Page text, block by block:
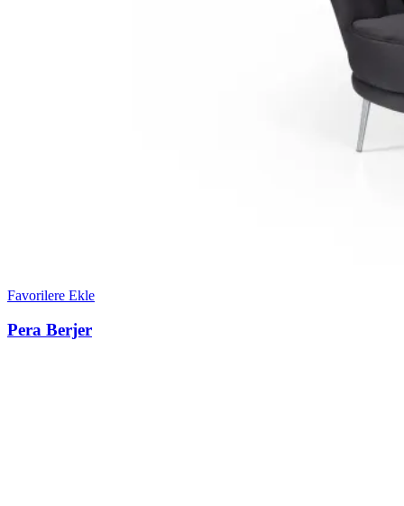
Favorilere Ekle
Pera Berjer